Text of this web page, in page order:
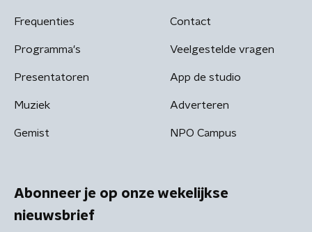
Frequenties
Programma's
Presentatoren
Muziek
Gemist
Contact
Veelgestelde vragen
App de studio
Adverteren
NPO Campus
Abonneer je op onze wekelijkse
nieuwsbrief